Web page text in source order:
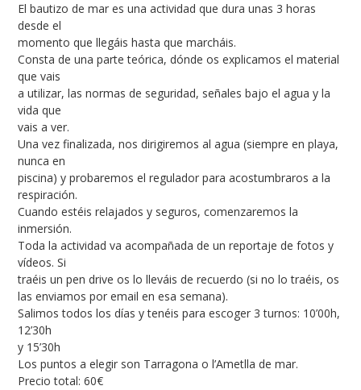
El bautizo de mar es una actividad que dura unas 3 horas
desde el
momento que llegáis hasta que marcháis.
Consta de una parte teórica, dónde os explicamos el material
que vais
a utilizar, las normas de seguridad, señales bajo el agua y la
vida que
vais a ver.
Una vez finalizada, nos dirigiremos al agua (siempre en playa,
nunca en
piscina) y probaremos el regulador para acostumbraros a la
respiración.
Cuando estéis relajados y seguros, comenzaremos la
inmersión.
Toda la actividad va acompañada de un reportaje de fotos y
vídeos. Si
traéis un pen drive os lo lleváis de recuerdo (si no lo traéis, os
las enviamos por email en esa semana).
Salimos todos los días y tenéis para escoger 3 turnos: 10’00h,
12’30h
y 15’30h
Los puntos a elegir son Tarragona o l’Ametlla de mar.
Precio total: 60€